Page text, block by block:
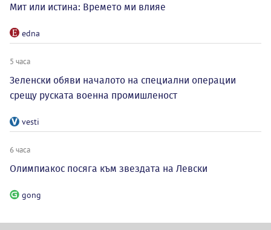
Мит или истина: Времето ми влияе
edna
5 часа
Зеленски обяви началото на специални операции
срещу руската военна промишленост
vesti
6 часа
Олимпиакос посяга към звездата на Левски
gong